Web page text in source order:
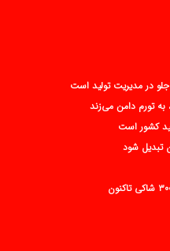
در مدیریت تولید است
به تورم دامن می‌زند
تبدیل شود